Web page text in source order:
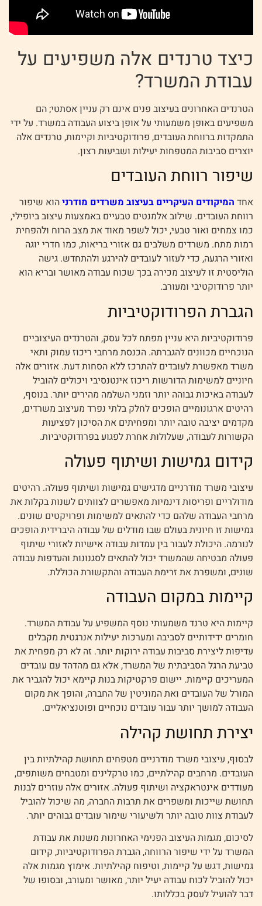
כיצד טרנדים אלה משפיעים על
עבודת המשרד?
הטרנדים האחרונים בעיצוב פנים אינם רק עניין אסתטי; הם
משפיעים באופן משמעותי על אופן ביצוע העבודה במשרד. על ידי
התמקדות ברווחת העובדים, פרודוקטיביות וקיימות, טרנדים אלה
יוצרים סביבות המטפחות יעילות ושביעות רצון.
שיפור רווחת העובדים
אחד המיקודים העיקריים בעיצוב משרדים מודרניהוא שיפור
רווחת העובדים. שילוב אלמנטים טבעיים באמצעות עיצוב ביופילי,
כמו צמחים ואור טבעי, יכול לשפר מאוד את מצב הרוח ולהפחית
רמות מתח. משרדים משלבים גם אזורי בריאות, כמו חדרי יוגה
ואזורי הרגעה, כדי לעזור לעובדים להירגע ולהתחדש. גישה
הוליסטית זו לעיצוב מכירה בכך שכוח עבודה מאושר ובריא הוא
יותר פרודוקטיבי ומעורב.
הגברת הפרודוקטיביות
פרודוקטיביות היא עניין מפתח לכל עסק, והטרנדים העיצוביים
הנוכחיים מכוונים להגברתה. הכנסת מרחבי ריכוז עמוק ותאי
משרד מאפשרת לעובדים להתרכז ללא הסחות דעת. אזורים אלה
חיוניים למשימות הדורשות ריכוז אינטנסיבי ויכולים להוביל
לעבודה באיכות גבוהה יותר וזמני השלמה מהירים יותר. בנוסף,
רהיטים ארגונומיים הופכים לחלק בלתי נפרד מעיצוב משרדים,
מקדמים יציבה טובה יותר ומפחיתים את הסיכון לפציעות
הקשורות לעבודה, שעלולות אחרת לפגוע בפרודוקטיביות.
קידום גמישות ושיתוף פעולה
עיצובי משרד מודרניים מדגישים גמישות ושיתוף פעולה. רהיטים
מודולריים ופריסות דינמיות מאפשרים לצוותים לשנות בקלות את
מרחבי העבודה שלהם כדי להתאים למשימות ופרויקטים שונים.
גמישות זו חיונית בעולם שבו מודלים של עבודה היברידית הופכים
לנורמה. היכולת לעבור בין עמדות עבודה אישיות לאזורי שיתוף
פעולה מבטיחה שהמשרד יכול להתאים לסגנונות והעדפות עבודה
שונים, ומשפרת את זרימת העבודה והתקשורת הכוללת.
קיימות במקום העבודה
קיימות היא טרנד משמעותי נוסף המשפיע על עבודת המשרד.
חומרים ידידותיים לסביבה ומערכות יעילות אנרגטית מקבלים
עדיפות ליצירת סביבות עבודה ירוקות יותר. זה לא רק מפחית את
טביעת הרגל הסביבתית של המשרד, אלא גם מהדהד עם עובדים
המעריכים קיימות. יישום פרקטיקות בנות קיימא יכול להגביר את
המורל של העובדים ואת המוניטין של החברה, והופך את מקום
העבודה למושך יותר עבור עובדים נוכחיים ופוטנציאליים.
יצירת תחושת קהילה
לבסוף, עיצובי משרד מודרניים מטפחים תחושת קהילתיות בין
העובדים. מרחבים קהילתיים, כמו טרקלינים ומטבחים משותפים,
מעודדים אינטראקציה ושיתוף פעולה. אזורים אלה עוזרים לבנות
תחושת שייכות ומשפרים את תרבות החברה, מה שיכול להוביל
לעבודת צוות טובה יותר ולשיעורי שימור עובדים גבוהים יותר.
לסיכום, מגמות העיצוב הפנימי האחרונות משנות את עבודת
המשרד על ידי שיפור הרווחה, הגברת הפרודוקטיביות, קידום
גמישות, דגש על קיימות, וטיפוח קהילתיות. אימוץ מגמות אלה
יכול להוביל לכוח עבודה יעיל יותר, מאושר ומעורב, ובסופו של
דבר להועיל לעסק בכללותו.